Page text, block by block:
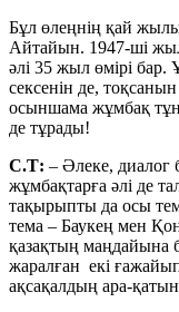
Бұл өлеңнің қай
Айтайын. 1947-ші
әлі 35 жыл өмірі
сексенін де,
осыншама жұмбақ
де тұрады!
С.Т: – Әлеке, диалог
жұмбақтарға әлі де
тақырыпты да осы
тема – Баукең мен
қазақтың маңдайына
жаралған екі
ақсақалдың ара-